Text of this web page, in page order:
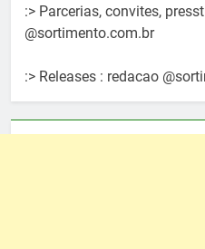
:> Parcerias, convites,
@sortimento.com.br
:> Releases : redacao